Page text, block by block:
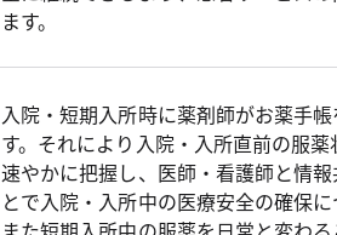
ます。
入院・短期入所時に薬剤師がお薬手
す。それにより入院・入所直前の服
速やかに把握し、医師・看護師と情
とで入院・入所中の医療安全の確保